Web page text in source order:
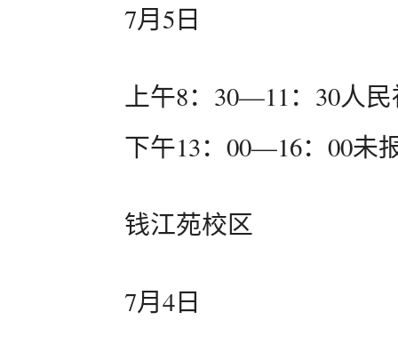
7月5日
上午8：30—11：30人
下午13：00—16：00未
钱江苑校区
7月4日